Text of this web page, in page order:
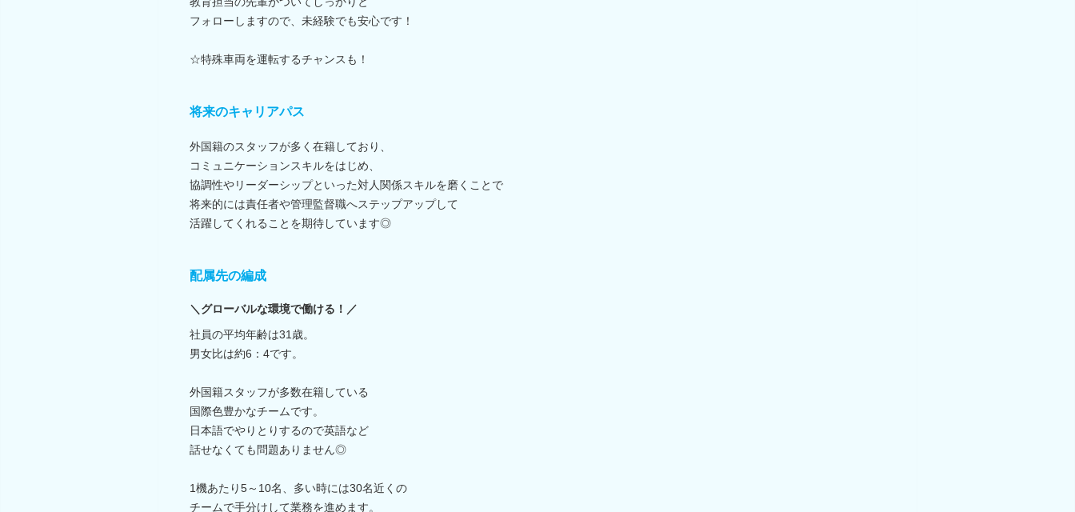
フォローしますので、未経験でも安心です！
☆特殊車両を運転するチャンスも！
将来のキャリアパス
外国籍のスタッフが多く在籍しており、
コミュニケーションスキルをはじめ、
協調性やリーダーシップといった対人関係スキルを磨くことで
将来的には責任者や管理監督職へステップアップして
活躍してくれることを期待しています◎
配属先の編成
＼グローバルな環境で働ける！／
社員の平均年齢は31歳。
男女比は約6：4です。
外国籍スタッフが多数在籍している
国際色豊かなチームです。
日本語でやりとりするので英語など
話せなくても問題ありません◎
1機あたり5～10名、多い時には30名近くの
チームで手分けして業務を進めます。